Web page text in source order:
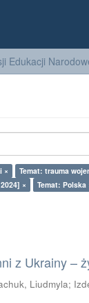
Edukacji
× Temat: trauma
×
Temat: Polska
z Ukrainy –
Liudmyla;